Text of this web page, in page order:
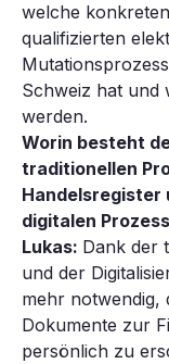
welche
qualifizierten
Schweiz hat und
werden.
Worin besteht
traditionellen
Handelsregister
digitalen
Lukas: Dank der
und der
mehr
Dokumente zur
persönlich zu